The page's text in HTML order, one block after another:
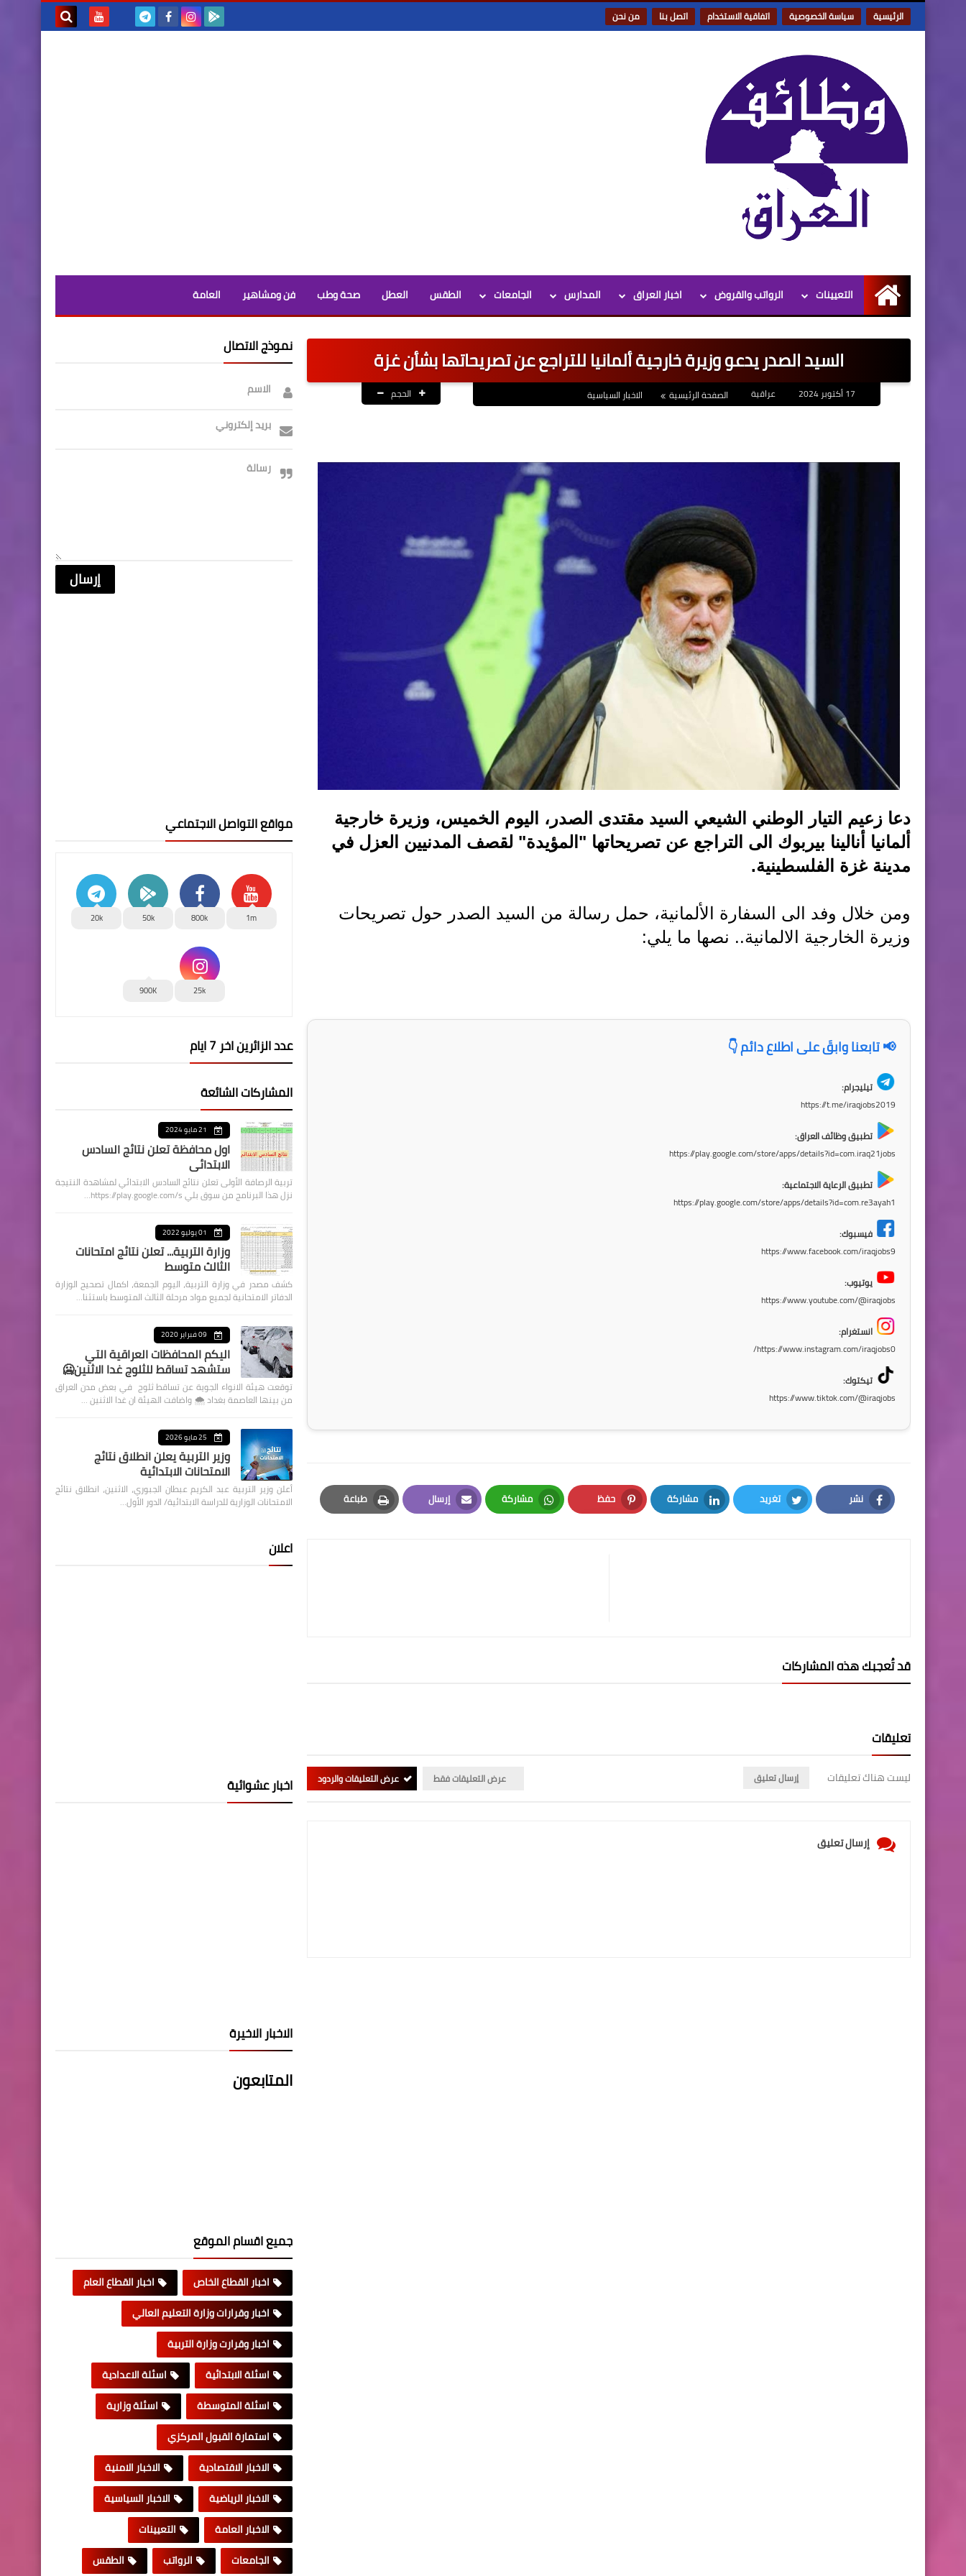
الرئيسية سياسة الخصوصية اتفاقية الاستخدام اتصل بنا من نحن
الرئيسية
التعيينات الرواتب والقروض اخبار العراق المدارس الجامعات الطقس العطل صحة وطب فن ومشاهير العامة
السيد الصدر يدعو وزيرة خارجية ألمانيا للتراجع عن تصريحاتها بشأن غزة
عراقية الصفحة الرئيسية الاخبار السياسية الحجم
دعا زعيم التيار الوطني الشيعي السيد مقتدى الصدر، اليوم الخميس، وزيرة خارجية
ألمانيا أنالينا بيربوك الى التراجع عن تصريحاتها "المؤيدة" لقصف المدنيين العزل في
مدينة غزة الفلسطينية.
ومن خلال وفد الى السفارة الألمانية، حمل رسالة من السيد الصدر حول تصريحات
وزيرة الخارجية الالمانية.. نصها ما يلي:
📢 تابعنا وابقَ على اطلاع دائم 👇
تيليجرام:
https://t.me/iraqjobs2019
تطبيق وظائف العراق:
https://play.google.com/store/apps/details?id=com.iraq21jobs
تطبيق الرعاية الاجتماعية:
https://play.google.com/store/apps/details?id=com.re3ayah1
فيسبوك:
https://www.facebook.com/iraqjobs9
يوتيوب:
https://www.youtube.com/@iraqjobs
انستغرام:
https://www.instagram.com/iraqjobs0/
تيكتوك:
https://www.tiktok.com/@iraqjobs
نشر
Facebook
تغريد
Twitter
مشاركة
LinkedIn
حفظ
Pinterest
مشاركة
Whatsapp
إرسال
Email
طباعة
Print
قد تُعجبك هذه المشاركات
تعليقات
ليست هناك تعليقات إرسال تعليق عرض التعليقات فقط عرض التعليقات والردود
إرسال تعليق
نموذج الاتصال
الاسم
بريد إلكتروني
رسالة
مواقع التواصل الاجتماعي
1m
800k
50k
20k
25k
900K
عدد الزائرين اخر 7 ايام
المشاركات الشائعة
21 مايو 2024
اول محافظة تعلن نتائج السادس
الابتدائي
تربية الرصافة الأولى تعلن نتائج السادس الابتدائي لمشاهدة النتيجة
نزل هذا البرنامج من سوق بلي https://play.google.com/s…
01 يوليو 2022
وزارة التربية... تعلن نتائج امتحانات
الثالث متوسط
كشف مصدر في وزارة التربية، اليوم الجمعة، اكمال تصحيح الوزارة
الدفاتر الامتحانية لجميع مواد مرحلة الثالث المتوسط باستثنا…
09 فبراير 2020
اليكم المحافظات العراقية التي
ستشهد تساقط للثلوج غدا الاثنين🥶
توقعت هيئة الانواء الجوية عن تساقط ثلوج في بعض مدن العراق
من بينها العاصمة بغداد ⁦🌨️⁩ واضافت الهيئة ان غدا الاثنين …
25 مايو 2026
وزير التربية يعلن انطلاق نتائج
الامتحانات الابتدائية
أعلن وزير التربية عبد الكريم عبطان الجبوري، الاثنين، انطلاق نتائج
الامتحانات الوزارية للدراسة الابتدائية/ الدور الأول…
اعلان
اخبار عشوائية
الاخبار الاخيرة
المتابعون
جميع اقسام الموقع
اخبار القطاع الخاص
اخبار القطاع العام
اخبار وقرارات وزارة التعليم العالي
اخبار وقرارت وزارة التربية
اسئلة الابتدائية
اسئلة الاعدادية
اسئلة المتوسطة
اسئلة وزارية
استمارة القبول المركزي
الاخبار الاقتصادية
الاخبار الامنية
الاخبار الرياضية
الاخبار السياسية
الاخبار العامة
التعيينات
الجامعات
الرواتب الطقس